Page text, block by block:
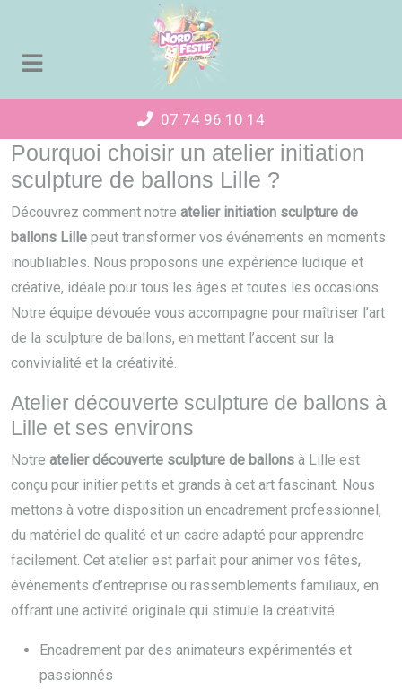
07 74 96 10 14
Pourquoi choisir un atelier initiation
sculpture de ballons Lille ?
Découvrez comment notre atelier initiation sculpture de
ballons Lille peut transformer vos événements en moments
inoubliables. Nous proposons une expérience ludique et
créative, idéale pour tous les âges et toutes les occasions.
Notre équipe dévouée vous accompagne pour maîtriser l’art
de la sculpture de ballons, en mettant l’accent sur la
convivialité et la créativité.
Atelier découverte sculpture de ballons à
Lille et ses environs
Notre atelier découverte sculpture de ballons à Lille est
conçu pour initier petits et grands à cet art fascinant. Nous
mettons à votre disposition un encadrement professionnel,
du matériel de qualité et un cadre adapté pour apprendre
facilement. Cet atelier est parfait pour animer vos fêtes,
événements d’entreprise ou rassemblements familiaux, en
offrant une activité originale qui stimule la créativité.
Encadrement par des animateurs expérimentés et
passionnés
Panneau de gestion des cookies